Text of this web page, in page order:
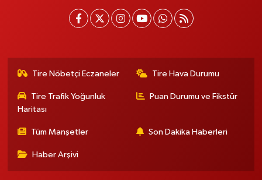
Tire Nöbetçi Eczaneler Tire Hava Durumu
Tire Trafik Yoğunluk
Haritası
Puan Durumu ve Fikstür
Tüm Manşetler Son Dakika Haberleri
Haber Arşivi